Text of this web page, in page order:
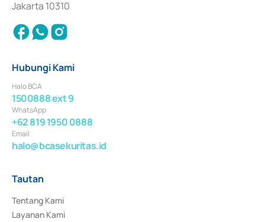
Jakarta 10310
Hubungi Kami
Halo BCA
1500888 ext 9
WhatsApp
+62 819 1950 0888
Email
halo@bcasekuritas.id
Tautan
Tentang Kami
Layanan Kami